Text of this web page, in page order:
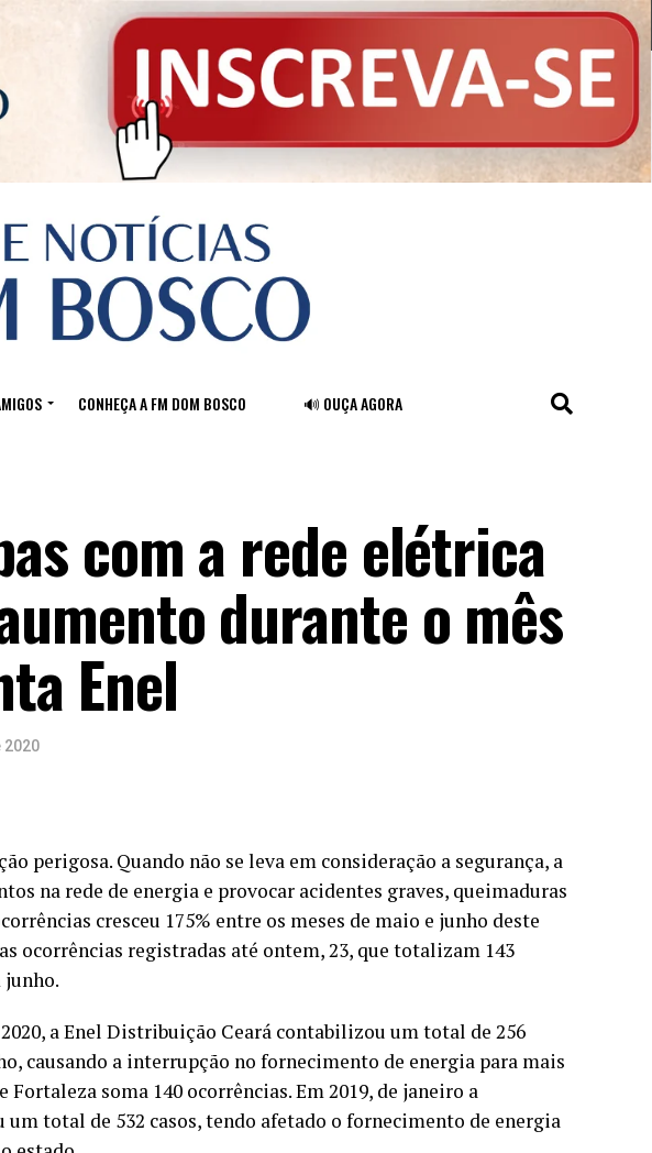
CONHEÇA A FM DOM BOSCO 🔊 OUÇA AGORA
com a rede elétrica
durante o mês
Enel
2020
perigosa. Quando não se leva em consideração a segurança, a
na rede de energia e provocar acidentes graves, queimaduras
cresceu 175% entre os meses de maio e junho deste
ocorrências registradas até ontem, 23, que totalizam 143
junho.
a Enel Distribuição Ceará contabilizou um total de 256
causando a interrupção no fornecimento de energia para mais
Fortaleza soma 140 ocorrências. Em 2019, de janeiro a
total de 532 casos, tendo afetado o fornecimento de energia